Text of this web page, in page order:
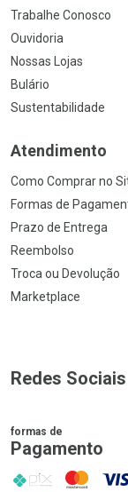
Trabalhe Conosco
Ouvidoria
Nossas Lojas
Bulário
Sustentabilidade
Atendimento
Como Comprar no
Formas de
Prazo de Entrega
Reembolso
Troca ou Devolução
Marketplace
Redes Sociais
formas de
Pagamento
PIX MasterCard
VISA